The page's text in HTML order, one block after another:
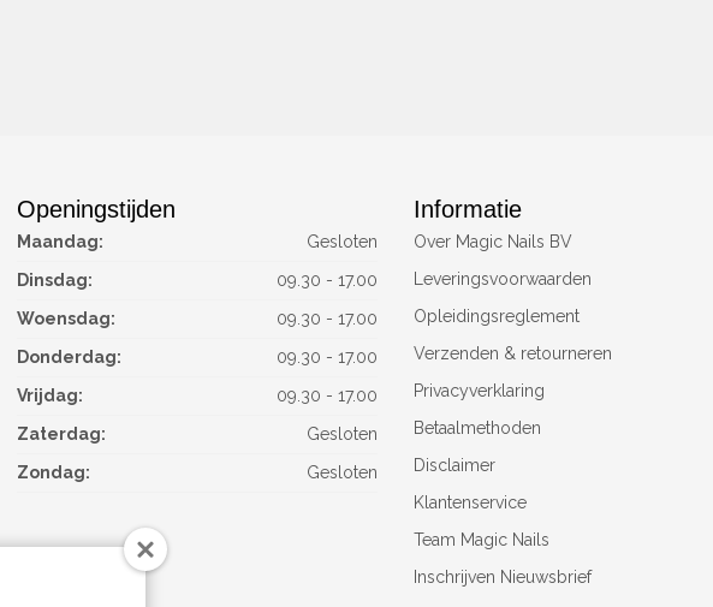
Openingstijden
Maandag:
Gesloten
Dinsdag:
09.30 - 17.00
Woensdag:
09.30 - 17.00
Donderdag:
09.30 - 17.00
Vrijdag:
09.30 - 17.00
Zaterdag:
Gesloten
Zondag:
Gesloten
Informatie
Over Magic Nails BV
Leveringsvoorwaarden
Opleidingsreglement
Verzenden & retourneren
Privacyverklaring
Betaalmethoden
Disclaimer
Klantenservice
Team Magic Nails
Inschrijven Nieuwsbrief